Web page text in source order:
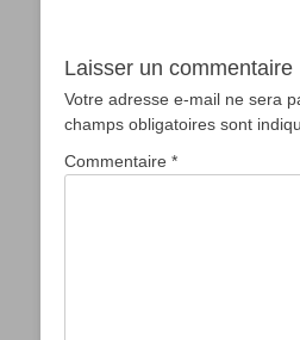
Laisser un commentaire
Votre adresse e-mail ne sera
champs obligatoires sont
Commentaire *